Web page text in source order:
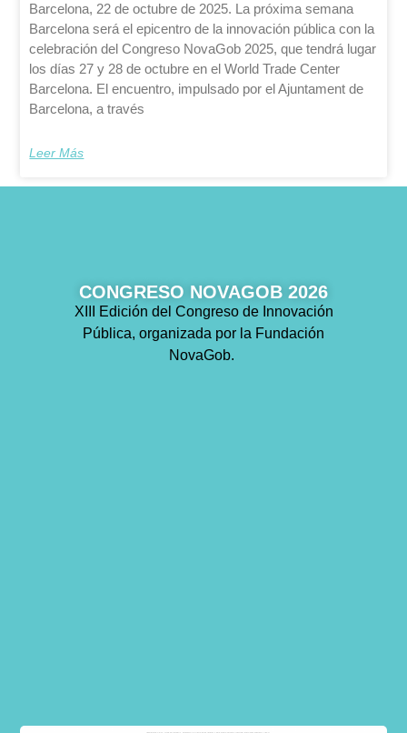
Barcelona, 22 de octubre de 2025. La próxima semana
Barcelona será el epicentro de la innovación pública con la
celebración del Congreso NovaGob 2025, que tendrá lugar
los días 27 y 28 de octubre en el World Trade Center
Barcelona. El encuentro, impulsado por el Ajuntament de
Barcelona, a través
Leer Más
CONGRESO NOVAGOB 2026
XIII Edición del Congreso de Innovación
Pública, organizada por la Fundación
NovaGob.